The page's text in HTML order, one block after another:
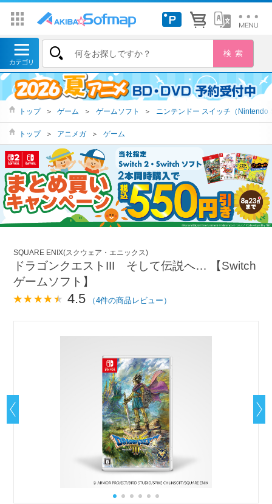
トップ ＞ ゲーム ＞ ゲームソフト ＞ ニンテンドー スイッチ（Nintendo
トップ ＞ アニメガ ＞ ゲーム
SQUARE ENIX(スクウェア・エニックス)
ドラゴンクエストIII そして伝説へ… 【Switch
ゲームソフト】
4.5 （4件の商品レビュー）